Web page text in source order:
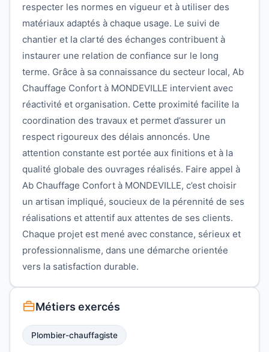
respecter les normes en vigueur et à utiliser des
matériaux adaptés à chaque usage. Le suivi de
chantier et la clarté des échanges contribuent à
instaurer une relation de confiance sur le long
terme. Grâce à sa connaissance du secteur local, Ab
Chauffage Confort à MONDEVILLE intervient avec
réactivité et organisation. Cette proximité facilite la
coordination des travaux et permet d’assurer un
respect rigoureux des délais annoncés. Une
attention constante est portée aux finitions et à la
qualité globale des ouvrages réalisés. Faire appel à
Ab Chauffage Confort à MONDEVILLE, c’est choisir
un artisan impliqué, soucieux de la pérennité de ses
réalisations et attentif aux attentes de ses clients.
Chaque projet est mené avec constance, sérieux et
professionnalisme, dans une démarche orientée
vers la satisfaction durable.
Métiers exercés
Plombier-chauffagiste